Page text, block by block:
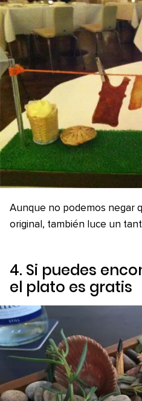
Aunque no podemos negar
original, también luce un
4. Si puedes
el plato es gratis